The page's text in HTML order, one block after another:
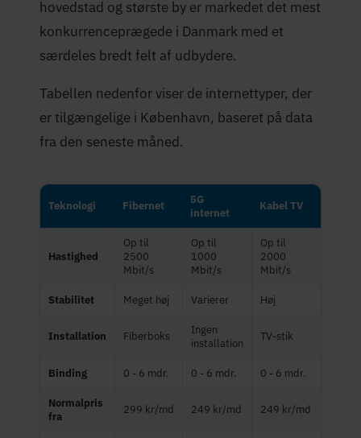
hovedstad og største by er markedet det mest
konkurrenceprægede i Danmark med et
særdeles bredt felt af udbydere.
Tabellen nedenfor viser de internettyper, der
er tilgængelige i København, baseret på data
fra den seneste måned.
Teknologi Fibernet
5G
internet
Kabel TV
Hastighed
Op til
2500
Mbit/s
Op til
1000
Mbit/s
Op til
2000
Mbit/s
Stabilitet Meget høj Varierer Høj
Installation Fiberboks
Ingen
installation
TV-stik
Binding 0 - 6 mdr. 0 - 6 mdr. 0 - 6 mdr.
Normalpris
fra
299 kr/md 249 kr/md 249 kr/md